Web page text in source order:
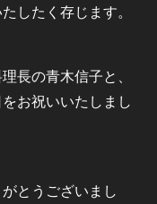
したく存じます。
長の青木信子と、
お祝いいたしまし
とうございまし